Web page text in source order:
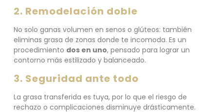
2. Remodelación doble
No solo ganas volumen en senos o glúteos: también
eliminas grasa de zonas donde te incomoda. Es un
procedimiento dos en uno, pensado para lograr un
contorno más estilizado y balanceado.
3. Seguridad ante todo
La grasa transferida es tuya, por lo que el riesgo de
rechazo o complicaciones disminuye drásticamente.